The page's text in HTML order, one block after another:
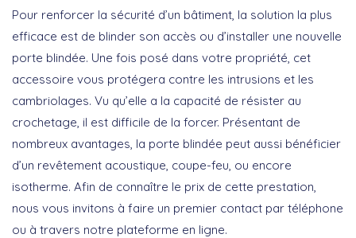
Pour renforcer la sécurité d’un bâtiment, la solution la plus
efficace est de blinder son accès ou d’installer une nouvelle
porte blindée. Une fois posé dans votre propriété, cet
accessoire vous protégera contre les intrusions et les
cambriolages. Vu qu’elle a la capacité de résister au
crochetage, il est difficile de la forcer. Présentant de
nombreux avantages, la porte blindée peut aussi bénéficier
d’un revêtement acoustique, coupe-feu, ou encore
isotherme. Afin de connaître le prix de cette prestation,
nous vous invitons à faire un premier contact par téléphone
ou à travers notre plateforme en ligne.